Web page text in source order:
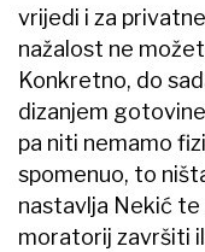
vrijedi i za
nažalost ne
Konkretno, do
dizanjem
pa niti nemamo
spomenuo, to
nastavlja Nekić
moratorij završiti